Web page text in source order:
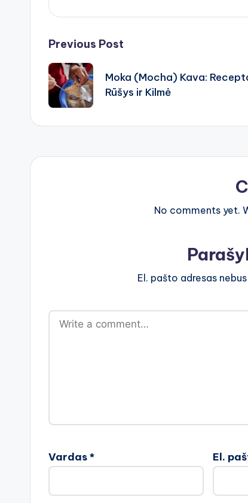
Post
navigation
Previous Post
Moka (Mocha) Kava:
Rūšys ir Kilmė
No comments yet.
El. pašto adresas
Vardas* El.